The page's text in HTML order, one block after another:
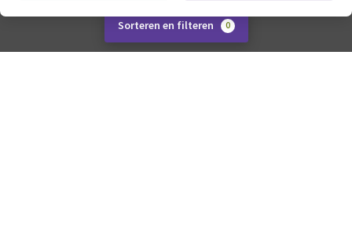
Sorteren en filteren 0